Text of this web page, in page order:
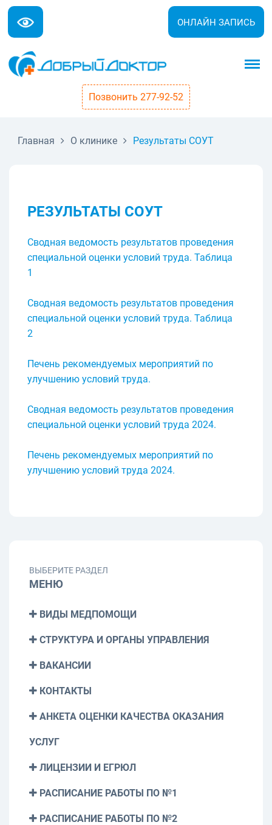
ОНЛАЙН ЗАПИСЬ
Позвонить 277-92-52
Главная О клинике Результаты СОУТ
РЕЗУЛЬТАТЫ СОУТ
Сводная ведомость результатов проведения
специальной оценки условий труда. Таблица
1
Сводная ведомость результатов проведения
специальной оценки условий труда. Таблица
2
Печень рекомендуемых мероприятий по
улучшению условий труда.
Сводная ведомость результатов проведения
специальной оценки условий труда 2024.
Печень рекомендуемых мероприятий по
улучшению условий труда 2024.
ВЫБЕРИТЕ РАЗДЕЛ
МЕНЮ
ВИДЫ МЕДПОМОЩИ
СТРУКТУРА И ОРГАНЫ УПРАВЛЕНИЯ
ВАКАНСИИ
КОНТАКТЫ
АНКЕТА ОЦЕНКИ КАЧЕСТВА ОКАЗАНИЯ
УСЛУГ
ЛИЦЕНЗИИ И ЕГРЮЛ
РАСПИСАНИЕ РАБОТЫ ПО №1
РАСПИСАНИЕ РАБОТЫ ПО №2